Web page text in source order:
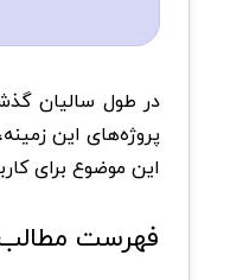
در طول سالیان
پروژه‌های این
این موضوع برای
فهرست